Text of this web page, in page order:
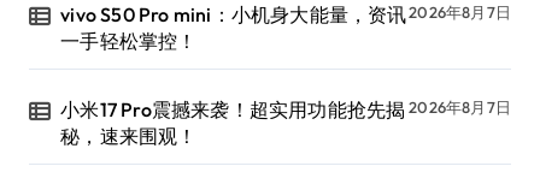
vivo S50 Pro mini：小机身大能量，资讯
一手轻松掌控！
2026年8月7日
小米17 Pro震撼来袭！超实用功能抢先揭
秘，速来围观！
2026年8月7日